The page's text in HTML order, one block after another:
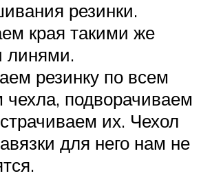
резинки.
края такими же
резинку по всем
чехла, подворачиваем
их. Чехол
для него нам не